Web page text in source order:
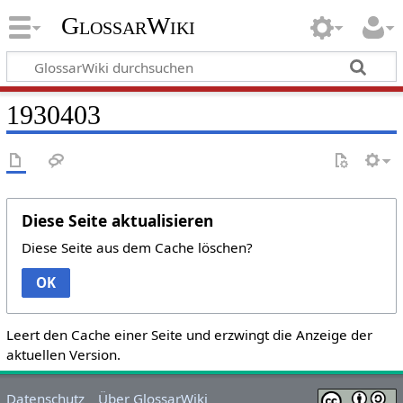
GlossarWiki
1930403
Diese Seite aktualisieren
Diese Seite aus dem Cache löschen?
OK
Leert den Cache einer Seite und erzwingt die Anzeige der
aktuellen Version.
Datenschutz Über GlossarWiki